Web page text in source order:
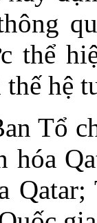
thể
hệ
Tổ
hóa